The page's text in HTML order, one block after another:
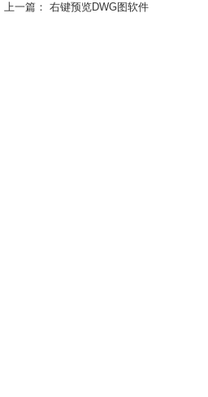
上一篇： 右键预览DWG图软件